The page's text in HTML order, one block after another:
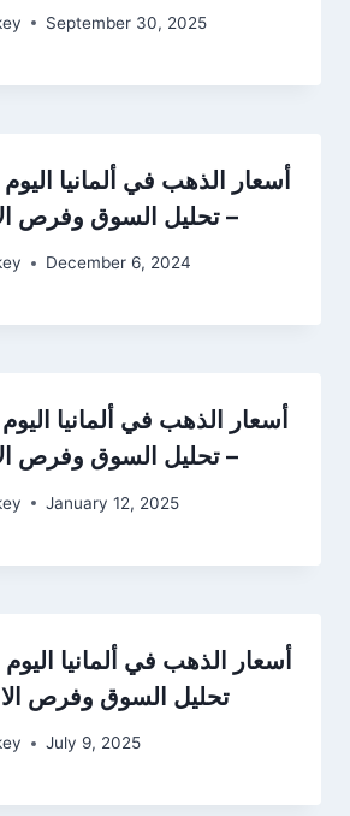
September 30, 2025
– تحليل السوق وفرص
December 6, 2024
– تحليل السوق وفرص
January 12, 2025
تحليل السوق وفرص
July 9, 2025